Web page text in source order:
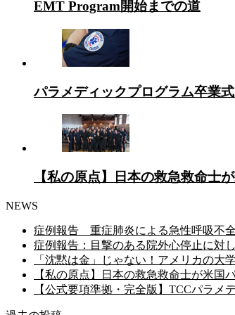
EMT Program開始までの道
パラメディックプログラム卒業
【私の原点】日本の救急救命士
NEWS
症例報告 重症肺炎による急性呼吸不
症例報告：目撃のある院外心停止に対
「沈黙は金」じゃない！アメリカの大
【私の原点】日本の救急救命士が米国
【公式要項準拠・完全版】TCCパラメ